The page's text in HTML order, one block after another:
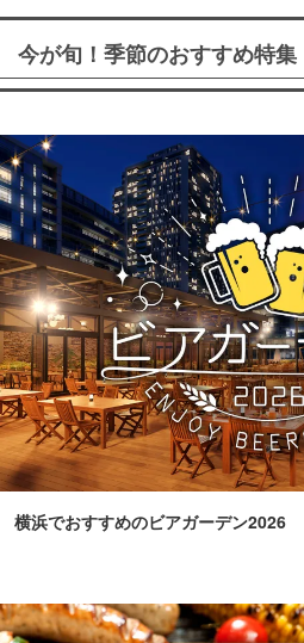
今が旬！季節のおすすめ特集
横浜でおすすめのビアガーデン2026